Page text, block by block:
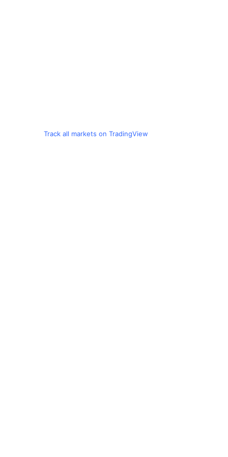
Track all markets on TradingView